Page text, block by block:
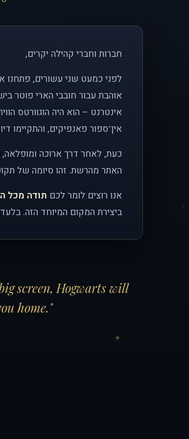
חברות וחברי קהילה יקרים,
אוהבת עבור חובבי הארי פוטר
אינטרנט – הוא היה הוגוורטס
אין־ספור פאנפיקים, והתקיימו
כעת, לאחר דרך ארוכה
האתר מהרשת. זהו סיומה של
אנו רוצים לומר לכם תודה מכל
ביצירת המקום המיוחד הזה.
screen, Hogwarts will
home."